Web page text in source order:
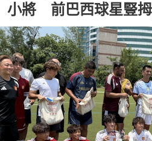
小將 前巴西球星豎